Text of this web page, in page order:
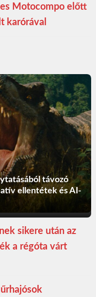
Motocompo előtt
karórával
távozó
ellentétek és AI-
sikere után az
a régóta várt